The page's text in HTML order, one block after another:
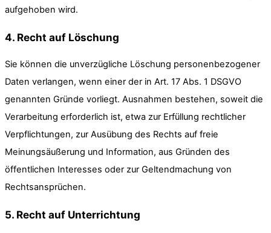
aufgehoben wird.
4. Recht auf Löschung
Sie können die unverzügliche Löschung personenbezogener
Daten verlangen, wenn einer der in Art. 17 Abs. 1 DSGVO
genannten Gründe vorliegt. Ausnahmen bestehen, soweit die
Verarbeitung erforderlich ist, etwa zur Erfüllung rechtlicher
Verpflichtungen, zur Ausübung des Rechts auf freie
Meinungsäußerung und Information, aus Gründen des
öffentlichen Interesses oder zur Geltendmachung von
Rechtsansprüchen.
5. Recht auf Unterrichtung